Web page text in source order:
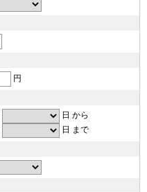
円
日 から
日 まで